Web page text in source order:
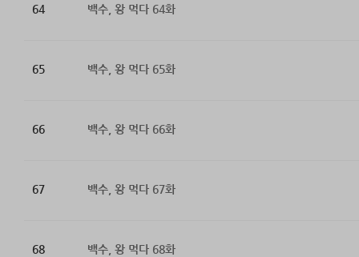
64 백수, 왕 먹다 64화
65 백수, 왕 먹다 65화
66 백수, 왕 먹다 66화
67 백수, 왕 먹다 67화
68 백수, 왕 먹다 68화